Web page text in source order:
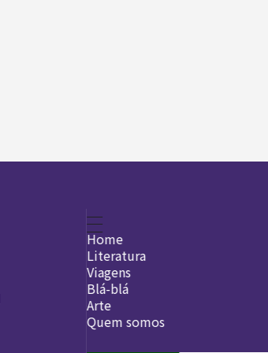
Home
Literatura
Legado
Viagens
Blá-blá
Arte
O que é arte
DesignSocial
Quem somos